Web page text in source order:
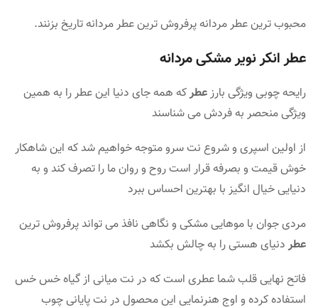
محبوب ترین عطر مردانه پرفروش ترین عطر مردانه تاریخ بزنند.
عطر انکر نویر مشکی مردانه
رایحه چوبی ویژگی بارزعطرکه همه جای دنیا این عطر را به همین
ویژگی منحصر به فردش می شناسند
از اولین اسپری و شروع نت سرو متوجه خواهیم شد که این شاهکار
خوش قیمت و بصرفه قرار است روح و روان ما را تصرف کند و به
دنیایی خیال انگیز با بهترین احساس ببرد
مردی جوان با موهایی مشکی و نگاهی نافذ می تواند پرفروش ترین
عطردنیای هستی را به چالش بکشد
فاتح نهایی قلب شما عطری است که در نت میانی از گیاه خس خس
استفاده کرده و اوج هنرنمایی این محصول در نت پایانی چوب